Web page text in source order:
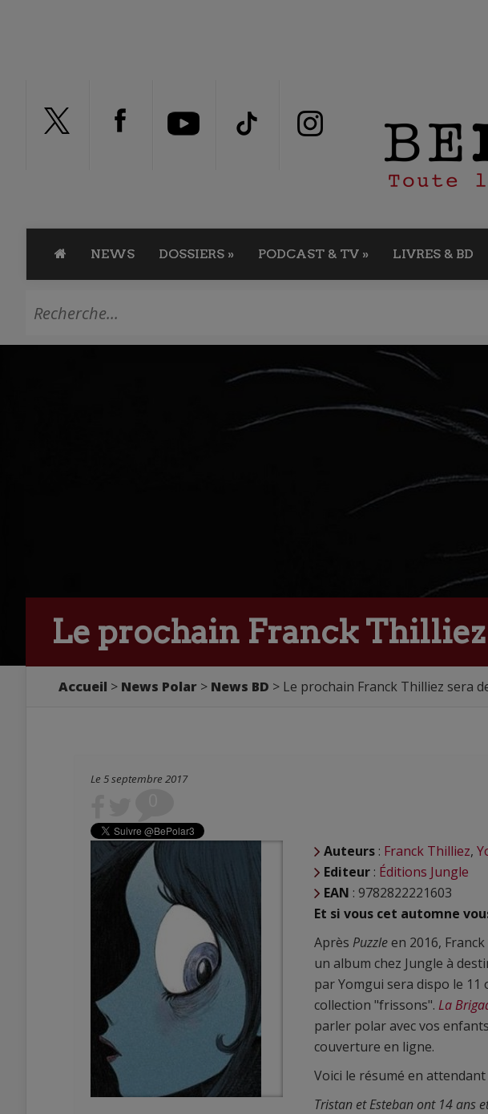
NEWS DOSSIERS » PODCAST & TV » LIVRES & BD
Le prochain Franck Thilliez
Accueil > News Polar > News BD > Le prochain Franck Thilliez sera
Le 5 septembre 2017
Auteurs : Franck Thilliez,
Editeur : Éditions Jungle
EAN : 9782822221603
Et si vous cet automne
Après Puzzleen 2016,
un album chez Jungle à
par Yomgui sera dispo le
collection "frissons". La
parler polar avec vos
couverture en ligne.
Voici le résumé en
Tristan et Esteban ont 14 ans